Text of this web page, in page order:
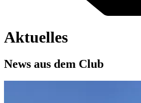
Aktuelles
News aus dem Club